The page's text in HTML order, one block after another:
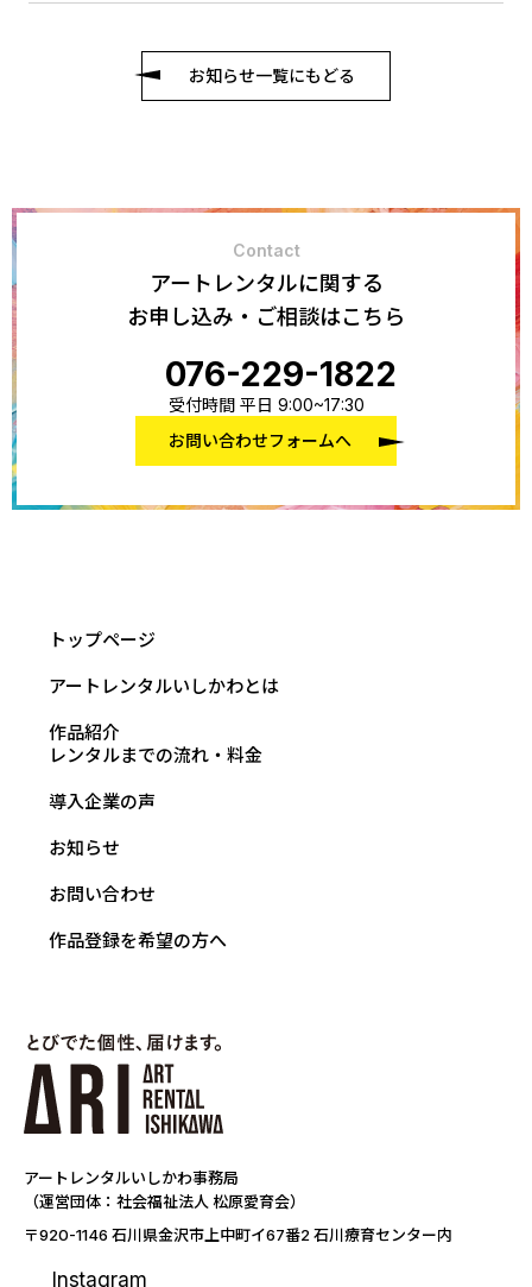
お知らせ一覧にもどる
Contact
アートレンタルに関する
お申し込み・ご相談はこちら
076-229-1822
受付時間 平日 9:00~17:30
お問い合わせフォームへ
アートレンタルいしかわ事務局
（運営団体：社会福祉法人 松原愛育会）
〒920-1146 石川県金沢市上中町イ67番2 石川療育センター内
Instagram
トップページ
アートレンタルいしかわとは
作品紹介
レンタルまでの流れ・料金
導入企業の声
お知らせ
お問い合わせ
作品登録を希望の方へ